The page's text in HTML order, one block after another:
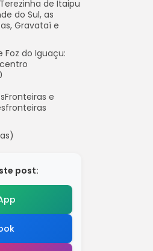
de Itaipu
do Sul, as
Gravataí e
do Iguaçu:
e
post: